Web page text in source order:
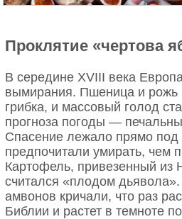
Проклятие «чертова
В середине XVIII века
вымирания. Пшеница и рожь
грибка, и массовый голод
прогноза погоды —
Спасение лежало прямо
предпочитали умирать, чем
Картофель, привезенный из
считался «плодом
амвонов кричали, что раз
Библии и растет в темноте